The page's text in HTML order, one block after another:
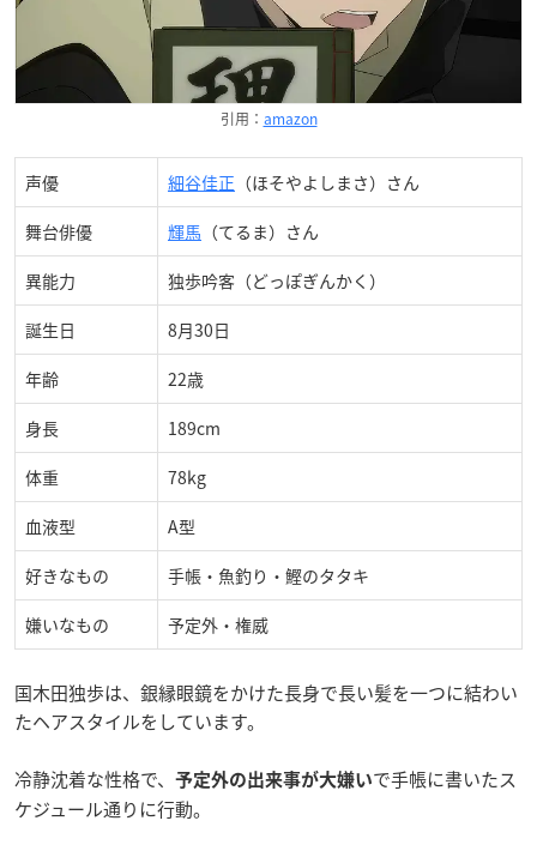
引用： amazon
声優 細谷佳正 （ほそやよしまさ）さん
舞台俳優 輝馬 （てるま）さん
異能力 独歩吟客（どっぽぎんかく）
誕生日 8月30日
年齢 22歳
身長 189cm
体重 78kg
血液型 A型
好きなもの 手帳・魚釣り・鰹のタタキ
嫌いなもの 予定外・権威
国木田独歩は、銀縁眼鏡をかけた長身で長い髪を一つに結わい
たヘアスタイルをしています。
冷静沈着な性格で、 予定外の出来事が大嫌いで手帳に書いたス
ケジュール通りに行動。